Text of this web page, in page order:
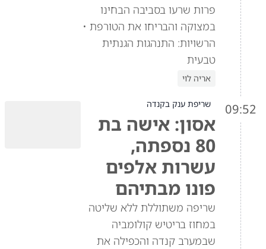
פרות שרעו בסביבה הבחינו
במצוקה והבריחו את הטורפת •
הרשויות: התנהגות הגנתית
טבעית
אריה לוי
09:52 שריפת ענק בקנדה
אסון: אישה בת
80 נספתה,
עשרות אלפים
פונו מבתיהם
שריפה משתוללת ללא שליטה
במחוז בריטיש קולומביה
שבמערב קנדה והכפילה את